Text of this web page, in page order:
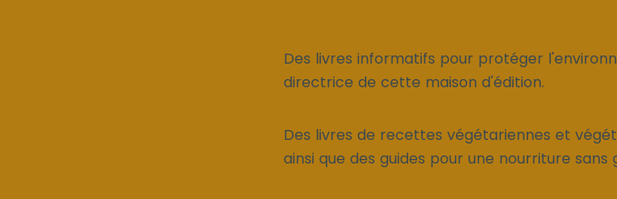
Des livres informatifs pour protéger
directrice de cette maison d'édition.
Des livres de recettes végétariennes et
ainsi que des guides pour une nourriture